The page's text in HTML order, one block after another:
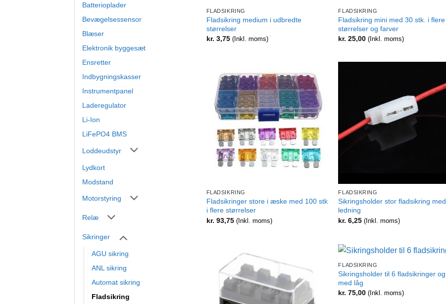
Batterioplader
Bevægelsessensor
Blæser
Elektronik byggesæt
Ensretter
Indbygningskasser
Instrumentpanel
Laderegulator
Li-Ion
LiFePO4 BMS
Loddeudstyr
Lydkort
Modstand
Motorstyring
Relæ
Sikringer
AGU sikring
ANL sikring
Automat sikring
Fladsikring
FLADSIKRING
Fladsikring medium i udbredte
størrelser
kr. 3,75(Inkl. moms)
FLADSIKRING
Fladsikring mini med 30 stk. i flere
størrelser og farver
kr. 25,00 (Inkl. moms)
FLADSIKRING
Fladsikringer store i æske med 100 stk
i flere størrelser
kr. 93,75(Inkl. moms)
FLADSIKRING
Sikringsholder stor fladsikring med
ledning
kr. 6,25 (Inkl. moms)
+
FLADSIKRING
Sikringsholder til 6 fladsikringer og
med låg
kr. 75,00 (Inkl. moms)